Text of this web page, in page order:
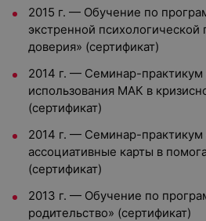
2015 г. — Обучение по
экстренной
доверия» (сертификат)
2014 г. — Семинар-
использования МАК в
(сертификат)
2014 г. — Семинар-
ассоциативные карты в
(сертификат)
2013 г. — Обучение по
родительство» (сертификат)